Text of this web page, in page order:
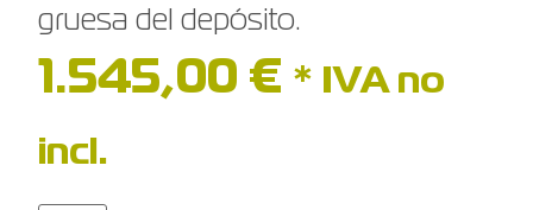
gruesa del depósito.
1.545,00 € * IVA no
incl.